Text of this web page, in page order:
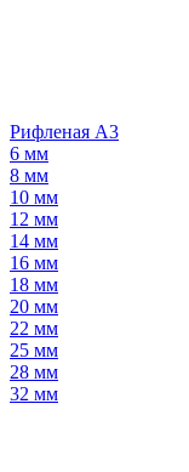
Рифленая А3
6 мм
8 мм
10 мм
12 мм
14 мм
16 мм
18 мм
20 мм
22 мм
25 мм
28 мм
32 мм